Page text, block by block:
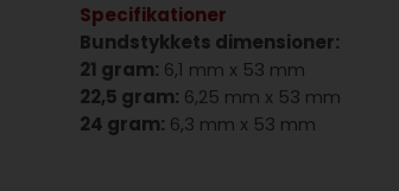
Specifikationer
Bundstykkets dimensioner:
21 gram: 6,1 mm x 53 mm
22,5 gram: 6,25 mm x 53 mm
24 gram: 6,3 mm x 53 mm